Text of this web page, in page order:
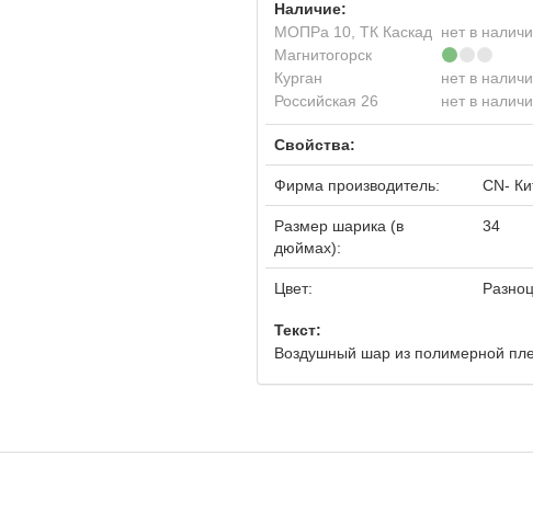
Наличие:
МОПРа 10, ТК Каскад
нет в
Магнитогорск
Курган
нет в
Российская 26
нет в
Свойства:
Фирма производитель: CN-
Размер шарика (в
дюймах):
34
Цвет:
Текст:
Воздушный шар из полимерной